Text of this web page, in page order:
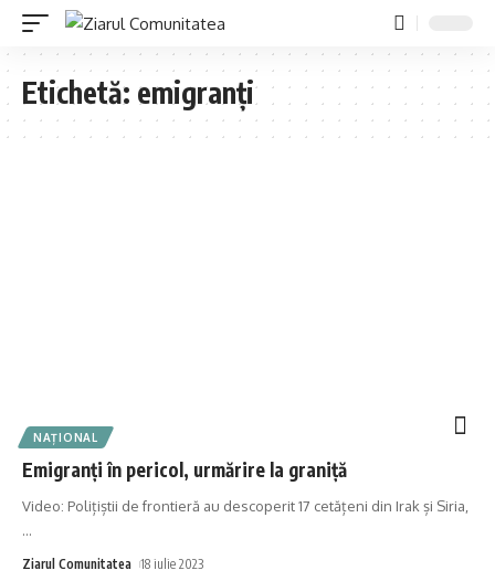
Etichetă: emigranți
NAȚIONAL
Emigranți în pericol, urmărire la graniță
Video: Polițiștii de frontieră au descoperit 17 cetățeni din Irak și Siria,
…
Ziarul Comunitatea 18 iulie 2023